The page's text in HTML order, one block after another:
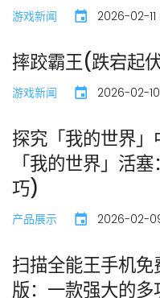
游戏新闻 2026-02-11
摔跤霸王(跌宕起
游戏新闻 2026-02-
探究「我的世界
「我的世界」活
巧)
产品展示 2026-02-
扫描全能王手机
版：一款强大的